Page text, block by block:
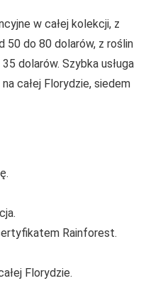
w całej kolekcji, z
50 do 80 dolarów, z roślin
dolarów. Szybka usługa
całej Florydzie, siedem
Rainforest.
Florydzie.